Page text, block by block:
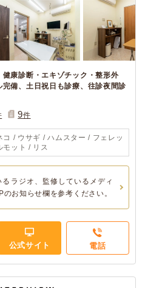
康診断・エキゾチック・整形外
備、土日祝日も診療、往診夜間診
9件
コ / ウサギ / ハムスター / フェレッ
モット / リス
ラジオ、監修しているメディ
お知らせ欄を参考ください。
公式サイト 電話